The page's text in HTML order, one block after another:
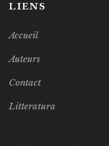
LIENS
Accueil
Auteurs
Contact
Litteratura